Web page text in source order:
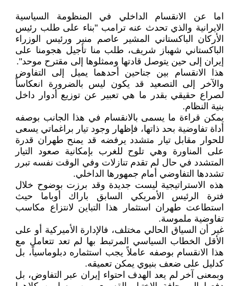
اما عن الانقسام الداخلي في المنظومة السياسية
الايرانية والذي تحدث عنه ترامب "بناء على طلب رئيس
الأركان الباكستاني المشير عاصم منير ورئيس الوزراء
الباكستاني شهباز شريف، طلب منا تأجيل هجومنا على
إيران إلى حين يتوصل قادتها وممثلوها إلى مقترح موحد".
هذا الانقسام بين جناحين أحدهما يميل إلى التفاوض
والآخر إلى التصعيد قد يكون ليس بالضرورة انعكاساً
لصراع حقيقي بقدر ما هي تعبير عن توزيع أدوار داخل
بنية النظام.
يمكن قراءة ما يسمى بالانقسام في هذا الجانب بوصفه
أداة تفاوضية بحد ذاتها، فإظهار وجود تيار براغماتي يسعى
للحوار مقابل تيار متشدد يرفضه قد يمنح طهران قدرة
على المناورة وهي تلوح للغرب بإمكانية صعود التيار
المتشدد في حال لم تقدم تنازلات وفي الوقت نفسه تبرر
تشددها التفاوضي أمام جمهورها الداخلي.
هذه الاستراتيجية ليست جديدة وقد برزت بوضوح خلال
فترة الرئيس الأمريكي السابق باراك أوباما حيث
استطاعت طهران استثمار هذا التباين لانتزاع مكاسب
تفاوضية ملموسة.
غير أن السياق الحالي مختلف، فالإدارة الأميركية أو على
الأقل الخطاب السياسي المرتبط بها لم تعد تتعامل مع
هذا الانقسام بوصفه عاملاً يجب استثماره دبلوماسياً، بل
كدليل على ضعف بنيوي يمكن تعميقه.
وبمعنى آخر لم يعد الهدف احتواء إيران عبر التفاوض، بل